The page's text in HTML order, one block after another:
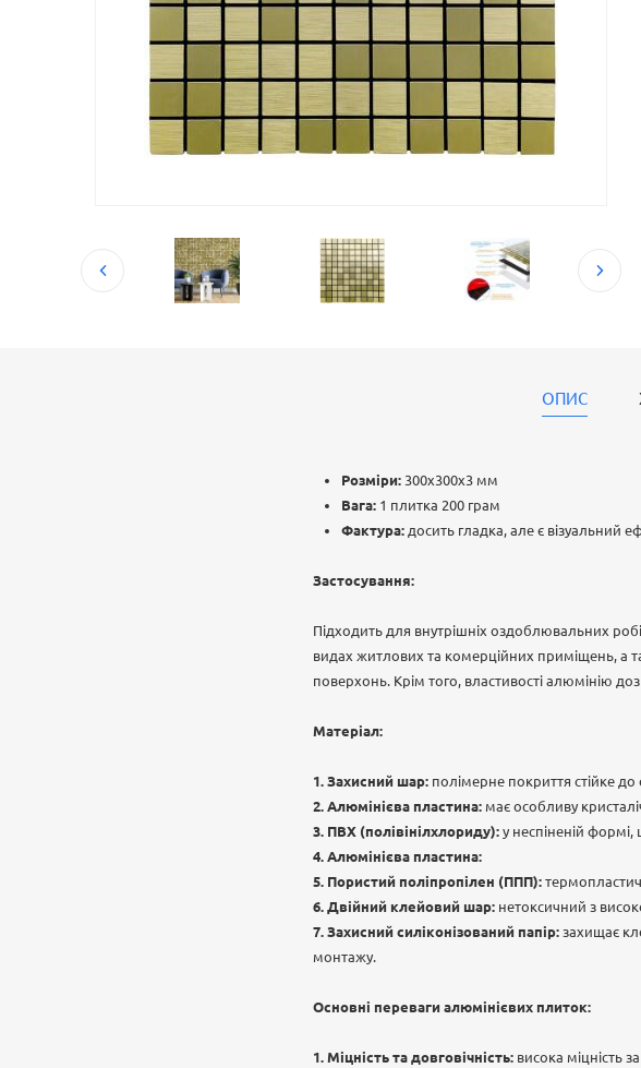
ОПИС
Розміри: 300х300х3 мм
Вага: 1 плитка 200 грам
Фактура: досить гладка, але є візуальний
Застосування:
Підходить для внутрішніх оздоблювальних
видах житлових та комерційних приміщень, а
поверхонь. Крім того, властивості алюмінію
Матеріал:
Захисний шар: полімерне покриття стійке
Алюмінієва пластина: має особливу
ПВХ (полівінілхлориду): у неспіненій формі,
Алюмінієва пластина:
Пористий поліпропілен (ППП):
Двійний клейовий шар: нетоксичний з
Захисний силіконізований папір: захищає
монтажу.
Основні переваги алюмінієвих плиток:
Міцність та довговічність: висока міцність